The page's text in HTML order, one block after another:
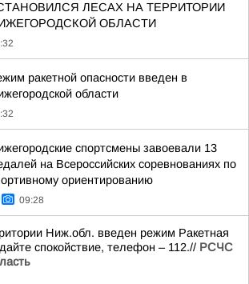
ЛЕСАХ НА ТЕРРИТОРИИ
ОБЛАСТИ
ракетной опасности введен в
области
спортсмены завоевали 13
на Всероссийских соревнованиях по
ориентированию
09:28
Ниж.обл. введен режим Ракетная
спокойствие, телефон – 112.// РСЧС